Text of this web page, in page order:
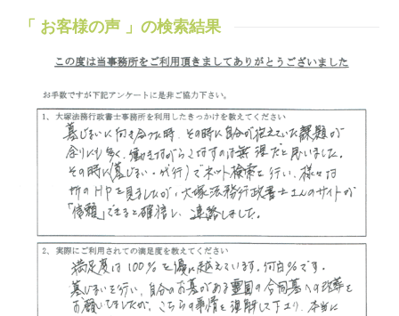
「 お客様の声 」の検索結果